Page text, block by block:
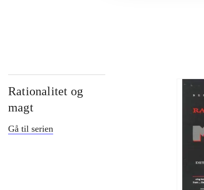
Rationalitet og
magt
Gå til serien